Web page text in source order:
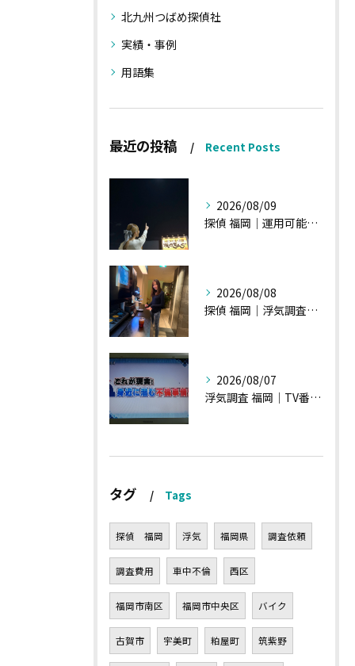
北九州つばめ探偵社
実績・事例
用語集
最近の投稿 Recent Posts
2026/08/09
探偵 福岡｜運用可能な報告書②
2026/08/08
探偵 福岡｜浮気調査、諸状況、そして雑談へ
2026/08/07
浮気調査 福岡｜TV番組15分間の特集の時のお話①
タグ Tags
探偵 福岡 浮気 福岡県 調査依頼
調査費用 車中不倫 西区
福岡市南区 福岡市中央区 バイク
古賀市 宇美町 粕屋町 筑紫野